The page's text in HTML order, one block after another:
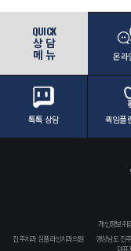
QUICK
상 담
메 뉴 온라
톡톡 상담 퀵임플
개인정보취
진주치과 심플라인치과의원
경상남도 진
대표